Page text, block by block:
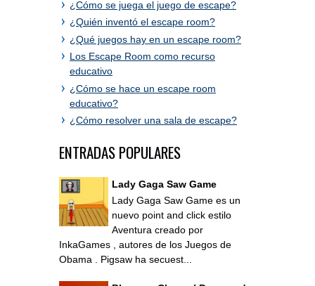
¿Cómo se juega el juego de escape?
¿Quién inventó el escape room?
¿Qué juegos hay en un escape room?
Los Escape Room como recurso
educativo
¿Cómo se hace un escape room
educativo?
¿Cómo resolver una sala de escape?
ENTRADAS POPULARES
Lady Gaga Saw Game
Lady Gaga Saw Game es un
nuevo point and click estilo
Aventura creado por
InkaGames , autores de los Juegos de
Obama . Pigsaw ha secuest...